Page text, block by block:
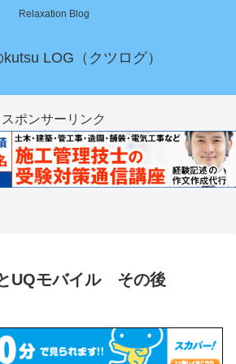
Relaxation Blog
LOG（クツログ）
スポンサーリンク
UQモバイル その後